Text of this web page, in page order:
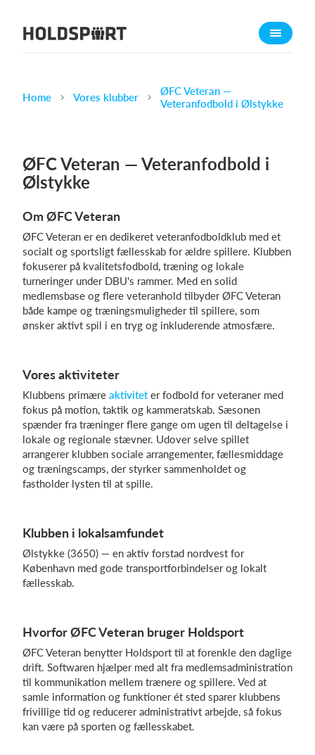
Om Holdsport
Karriere
Funktioner
Kalender
Webshop
Billetsystem
Hvad koster det?
Home Vores klubber
ØFC Veteran —
Veteranfodbold i Ølstykke
ØFC Veteran — Veteranfodbold i
Ølstykke
Om ØFC Veteran
ØFC Veteran er en dedikeret veteranfodboldklub med et
socialt og sportsligt fællesskab for ældre spillere. Klubben
fokuserer på kvalitetsfodbold, træning og lokale
turneringer under DBU's rammer. Med en solid
medlemsbase og flere veteranhold tilbyder ØFC Veteran
både kampe og træningsmuligheder til spillere, som
ønsker aktivt spil i en tryg og inkluderende atmosfære.
Vores aktiviteter
Klubbens primære aktiviteter fodbold for veteraner med
fokus på motion, taktik og kammeratskab. Sæsonen
spænder fra træninger flere gange om ugen til deltagelse i
lokale og regionale stævner. Udover selve spillet
arrangerer klubben sociale arrangementer, fællesmiddage
og træningscamps, der styrker sammenholdet og
fastholder lysten til at spille.
Klubben i lokalsamfundet
Ølstykke (3650) — en aktiv forstad nordvest for
København med gode transportforbindelser og lokalt
fællesskab.
Hvorfor ØFC Veteran bruger Holdsport
ØFC Veteran benytter Holdsport til at forenkle den daglige
drift. Softwaren hjælper med alt fra medlemsadministration
til kommunikation mellem trænere og spillere. Ved at
samle information og funktioner ét sted sparer klubbens
frivillige tid og reducerer administrativt arbejde, så fokus
kan være på sporten og fællesskabet.